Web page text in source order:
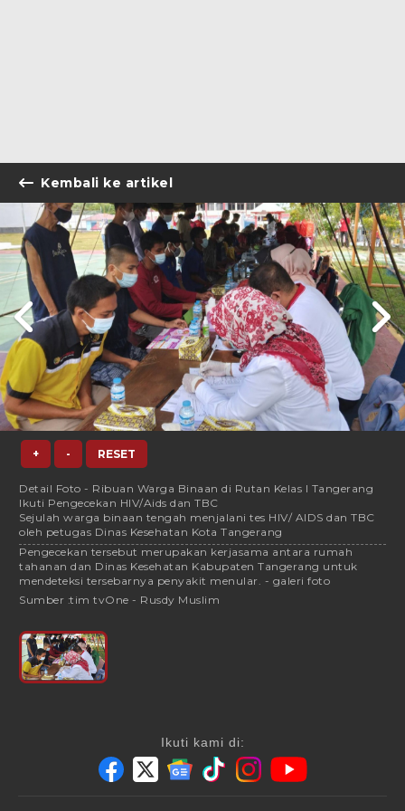
Kembali ke artikel
+ - RESET
Detail Foto - Ribuan Warga Binaan di Rutan Kelas I Tangerang
Ikuti Pengecekan HIV/Aids dan TBC
Sejulah warga binaan tengah menjalani tes HIV/ AIDS dan TBC
oleh petugas Dinas Kesehatan Kota Tangerang
Pengecekan tersebut merupakan kerjasama antara rumah
tahanan dan Dinas Kesehatan Kabupaten Tangerang untuk
mendeteksi tersebarnya penyakit menular. - galeri foto
Sumber :tim tvOne - Rusdy Muslim
Ikuti kami di: